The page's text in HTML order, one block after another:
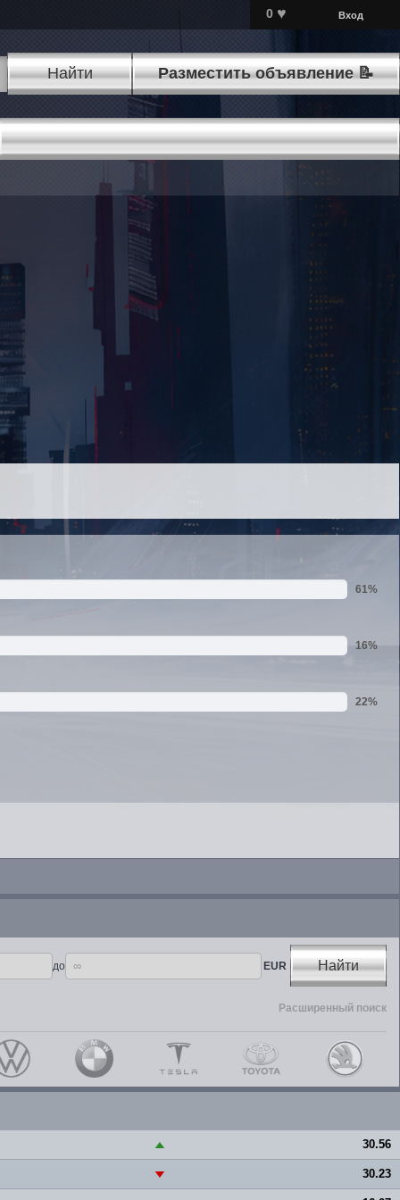
0 ♥ Вход
Найти Разместить объявление 📝
61%
16%
22%
до EUR Найти
Расширенный поиск
▲ 30.56
▼ 30.23